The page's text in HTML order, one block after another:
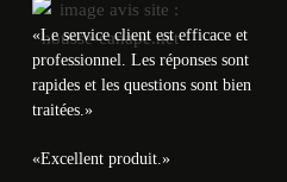
«Le service client est efficace et
professionnel. Les réponses sont
rapides et les questions sont bien
traitées.»
«Excellent produit.»